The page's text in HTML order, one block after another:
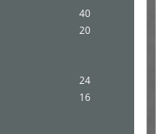
40
20
24
16